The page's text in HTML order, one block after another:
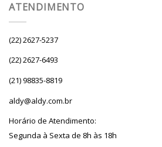
ATENDIMENTO
(22) 2627-5237
(22) 2627-6493
(21) 98835-8819
aldy@aldy.com.br
Horário de Atendimento:
Segunda à Sexta de 8h às 18h